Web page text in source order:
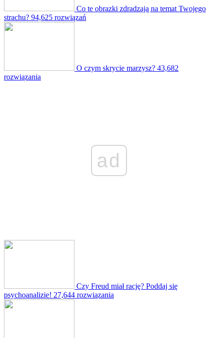
Co te obrazki zdradzają na temat Twojego
strachu? 94,625 rozwiązań
O czym skrycie marzysz? 43,682
rozwiązania
ad
Czy Freud miał rację? Poddaj się
psychoanalizie! 27,644 rozwiązania